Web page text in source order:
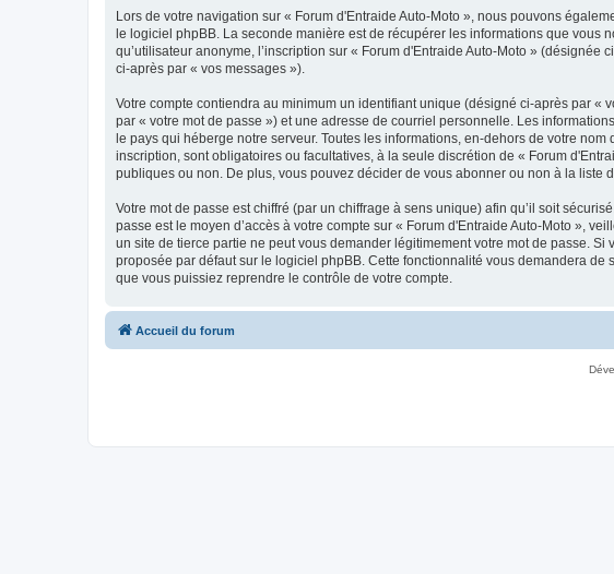
Lors de votre navigation sur « Forum d'Entraide Auto-Moto », nous pouvons
le logiciel phpBB. La seconde manière est de récupérer les informations que
qu’utilisateur anonyme, l’inscription sur « Forum d'Entraide Auto-Moto »
ci-après par « vos messages »).
Votre compte contiendra au minimum un identifiant unique (désigné ci-après par «
par « votre mot de passe ») et une adresse de courriel personnelle. Les
le pays qui héberge notre serveur. Toutes les informations, en-dehors de votre
inscription, sont obligatoires ou facultatives, à la seule discrétion de « Forum
publiques ou non. De plus, vous pouvez décider de vous abonner ou non à la
Votre mot de passe est chiffré (par un chiffrage à sens unique) afin qu’il soit
passe est le moyen d’accès à votre compte sur « Forum d'Entraide Auto-Moto »,
un site de tierce partie ne peut vous demander légitimement votre mot de passe.
proposée par défaut sur le logiciel phpBB. Cette fonctionnalité vous demandera
que vous puissiez reprendre le contrôle de votre compte.
Accueil du forum